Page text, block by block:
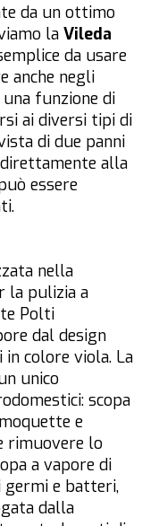
da un ottimo
la Vileda
da usare
anche negli
una funzione di
ai diversi tipi di
di due panni
alla
essere
nella
la pulizia a
Polti
dal design
colore viola. La
unico
scopa
e
rimuovere lo
a vapore di
germi e batteri,
dalla